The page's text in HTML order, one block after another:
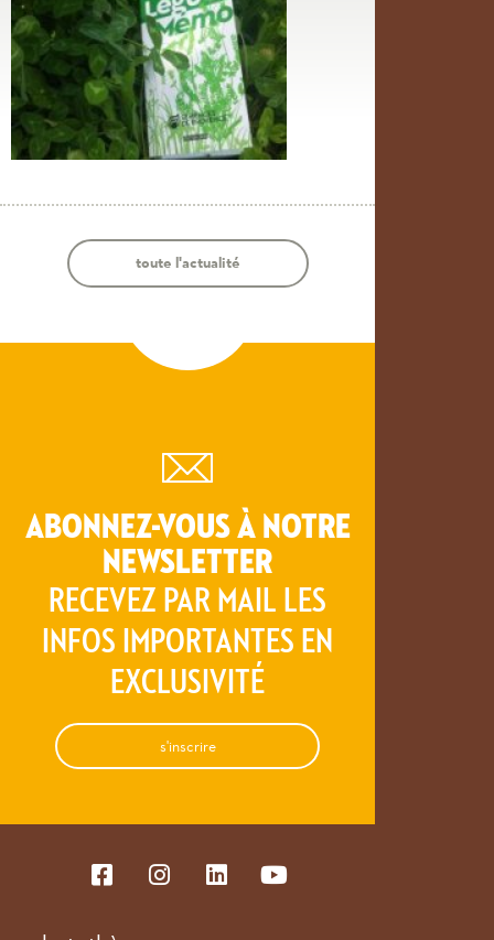
toute l'actualité
ABONNEZ-VOUS À NOTRE
NEWSLETTER
RECEVEZ PAR MAIL LES
INFOS IMPORTANTES EN
EXCLUSIVITÉ
s'inscrire